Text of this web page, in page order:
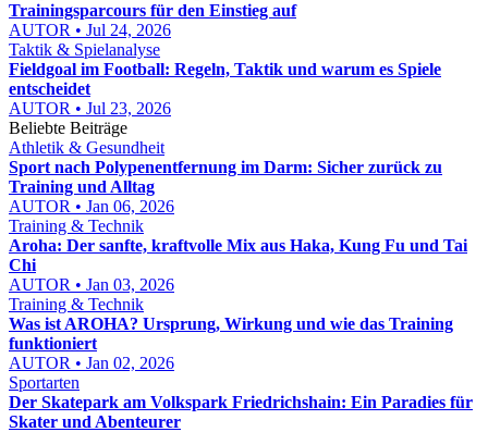
Trainingsparcours für den Einstieg auf
AUTOR • Jul 24, 2026
Taktik & Spielanalyse
Fieldgoal im Football: Regeln, Taktik und warum es Spiele
entscheidet
AUTOR • Jul 23, 2026
Beliebte Beiträge
Athletik & Gesundheit
Sport nach Polypenentfernung im Darm: Sicher zurück zu
Training und Alltag
AUTOR • Jan 06, 2026
Training & Technik
Aroha: Der sanfte, kraftvolle Mix aus Haka, Kung Fu und Tai
Chi
AUTOR • Jan 03, 2026
Training & Technik
Was ist AROHA? Ursprung, Wirkung und wie das Training
funktioniert
AUTOR • Jan 02, 2026
Sportarten
Der Skatepark am Volkspark Friedrichshain: Ein Paradies für
Skater und Abenteurer